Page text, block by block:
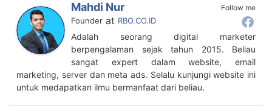
Follow me
Mahdi Nur
Founder at RBO.CO.ID
Adalah seorang digital marketer
berpengalaman sejak tahun 2015. Beliau
sangat expert dalam website, email
marketing, server dan meta ads. Selalu kunjungi website ini
untuk medapatkan ilmu bermanfaat dari beliau.